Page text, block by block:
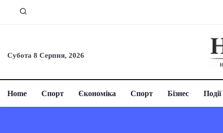
Субота 8 Серпня, 2026
Home Спорт Єкономіка Спорт Бізнес Події